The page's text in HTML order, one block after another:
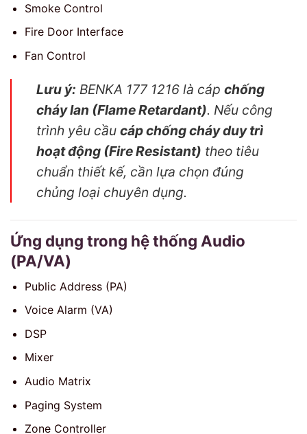
Smoke Control
Fire Door Interface
Fan Control
Lưu ý: BENKA 177 1216 là cáp chống
cháy lan (Flame Retardant). Nếu công
trình yêu cầu cáp chống cháy duy trì
hoạt động (Fire Resistant) theo tiêu
chuẩn thiết kế, cần lựa chọn đúng
chủng loại chuyên dụng.
Ứng dụng trong hệ thống Audio
(PA/VA)
Public Address (PA)
Voice Alarm (VA)
DSP
Mixer
Audio Matrix
Paging System
Zone Controller